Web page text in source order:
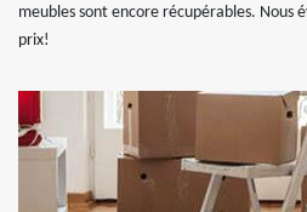
meubles sont encore récupérables. Nous
prix!